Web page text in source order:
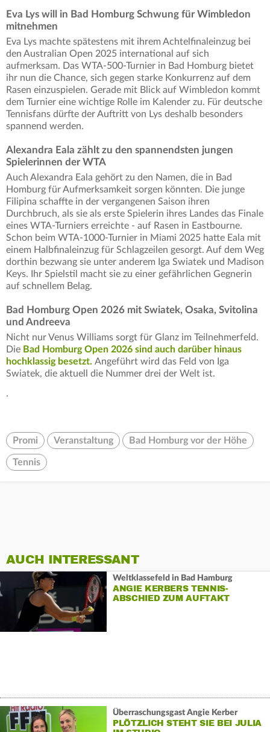
Eva Lys will in Bad Homburg Schwung für Wimbledon
mitnehmen
Eva Lys machte spätestens mit ihrem Achtelfinaleinzug bei
den Australian Open 2025 international auf sich
aufmerksam. Das WTA-500-Turnier in Bad Homburg bietet
ihr nun die Chance, sich gegen starke Konkurrenz auf dem
Rasen einzuspielen. Gerade mit Blick auf Wimbledon kommt
dem Turnier eine wichtige Rolle im Kalender zu. Für deutsche
Tennisfans dürfte der Auftritt von Lys deshalb besonders
spannend werden.
Alexandra Eala zählt zu den spannendsten jungen
Spielerinnen der WTA
Auch Alexandra Eala gehört zu den Namen, die in Bad
Homburg für Aufmerksamkeit sorgen könnten. Die junge
Filipina schaffte in der vergangenen Saison ihren
Durchbruch, als sie als erste Spielerin ihres Landes das Finale
eines WTA-Turniers erreichte - auf Rasen in Eastbourne.
Schon beim WTA-1000-Turnier in Miami 2025 hatte Eala mit
einem Halbfinaleinzug für Schlagzeilen gesorgt. Auf dem Weg
dorthin bezwang sie unter anderem Iga Swiatek und Madison
Keys. Ihr Spielstil macht sie zu einer gefährlichen Gegnerin
auf schnellem Belag.
Bad Homburg Open 2026 mit Swiatek, Osaka, Svitolina
und Andreeva
Nicht nur Venus Williams sorgt für Glanz im Teilnehmerfeld.
Die Bad Homburg Open 2026 sind auch darüber hinaus
hochklassig besetzt. Angeführt wird das Feld von Iga
Swiatek, die aktuell die Nummer drei der Welt ist.
.
Promi Veranstaltung Bad Homburg vor der Höhe
Tennis
AUCH INTERESSANT
Weltklassefeld in Bad Hamburg
ANGIE KERBERS TENNIS-
ABSCHIED ZUM AUFTAKT
Überraschungsgast Angie Kerber
PLÖTZLICH STEHT SIE BEI JULIA